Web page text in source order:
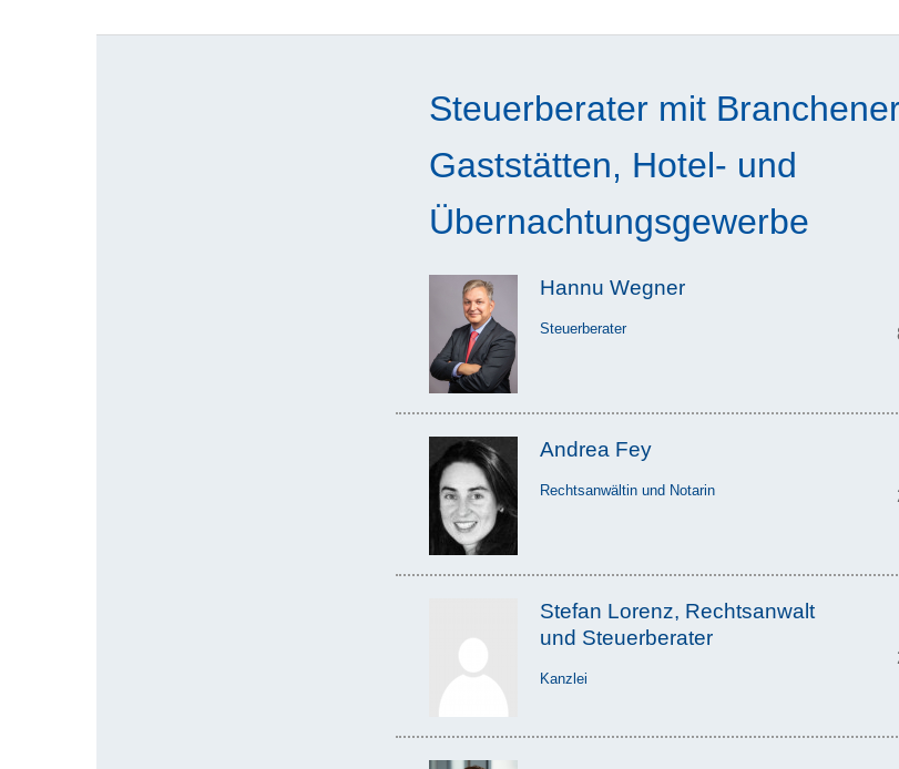
Steuerberater mit
Gaststätten, Hotel- und
Übernachtungsgewerbe
Hannu Wegner
Steuerberater
Andrea Fey
Rechtsanwältin und Notarin
Stefan Lorenz, Rechtsanwalt
und Steuerberater
Kanzlei